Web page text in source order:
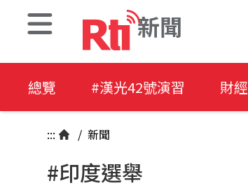
新聞
總覽 #漢光42號演習 財經
::: / 新聞
#印度選舉